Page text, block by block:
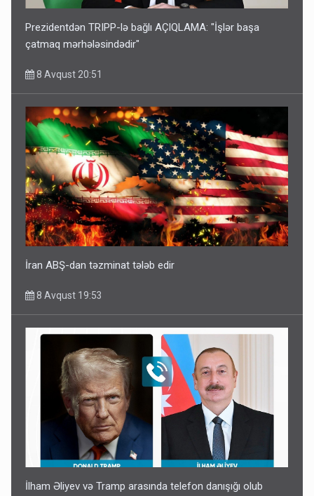
Prezidentdən TRIPP-lə bağlı AÇIQLAMA: "İşlər başa
çatmaq mərhələsindədir"
8 Avqust 20:51
İran ABŞ-dan təzminat tələb edir
8 Avqust 19:53
İlham Əliyev və Tramp arasında telefon danışığı olub